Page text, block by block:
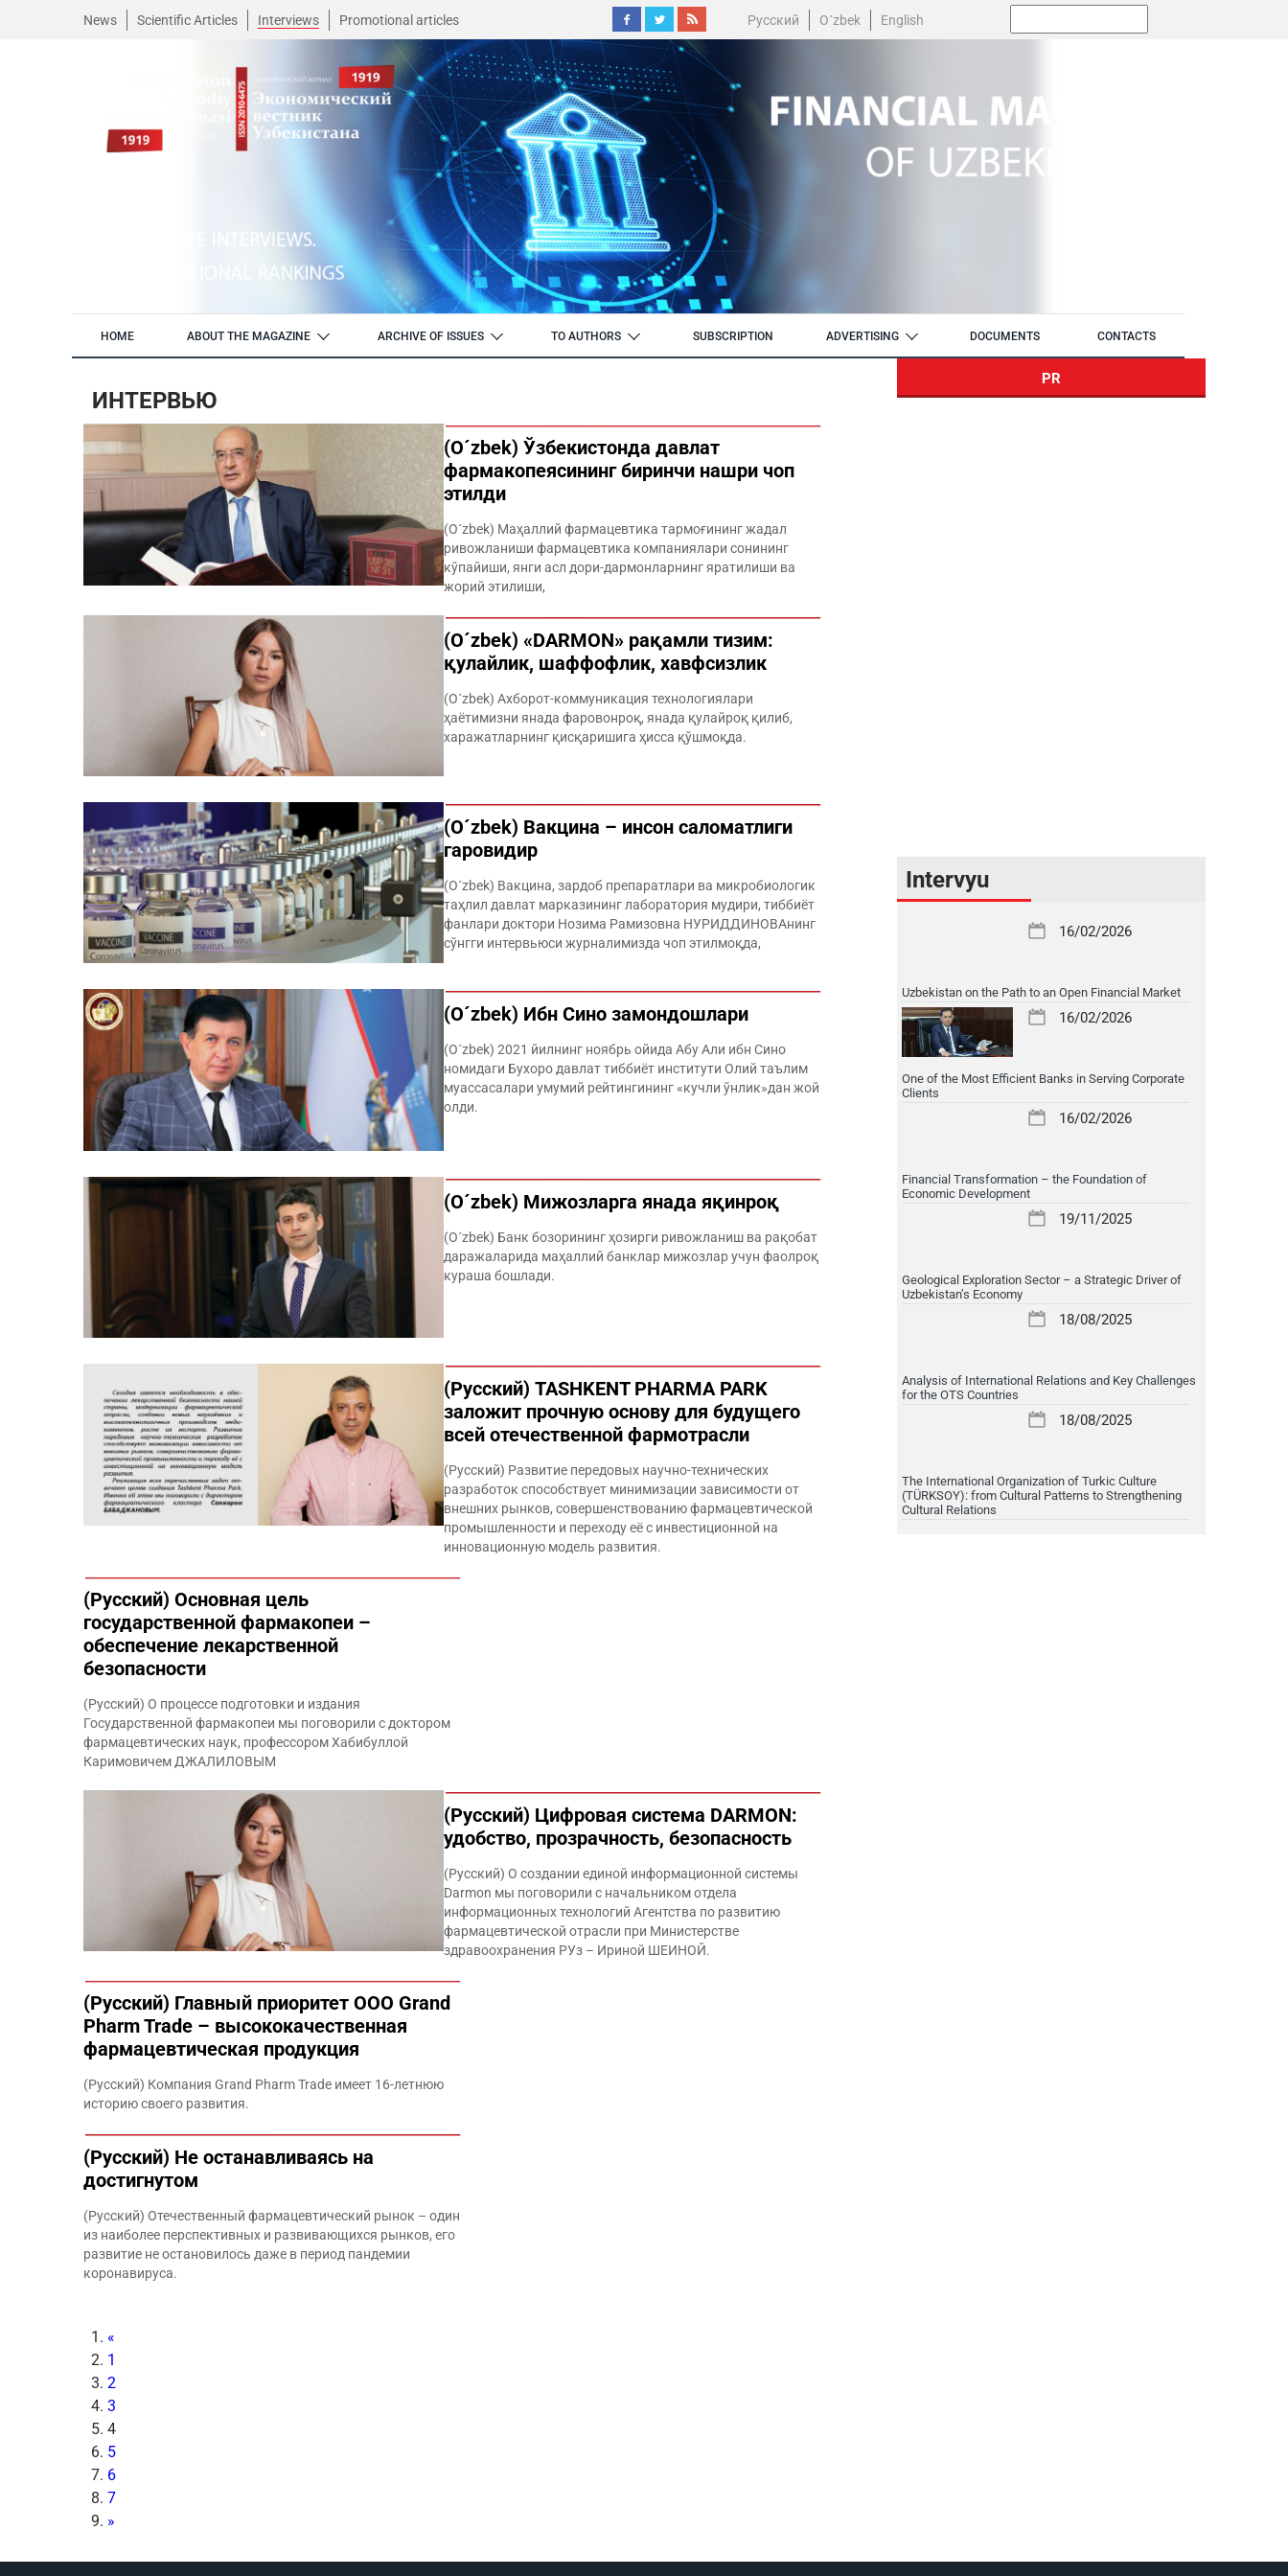
News Scientific Articles Interviews Promotional articles Русский O´zbek English
HOME ABOUT THE MAGAZINE ARCHIVE OF ISSUES TO AUTHORS SUBSCRIPTION ADVERTISING DOCUMENTS CONTACTS
ИНТЕРВЬЮ
(O´zbek) Ўзбекистонда давлат
фармакопеясининг биринчи нашри чоп
этилди
(O´zbek) Маҳаллий фармацевтика тармоғининг жадал
ривожланиши фармацевтика компаниялари сонининг
кўпайиши, янги асл дори-дармонларнинг яратилиши ва
жорий этилиши,
(O´zbek) «DARMON» рақамли тизим:
қулайлик, шаффофлик, хавфсизлик
(O´zbek) Ахборот-коммуникация технологиялари
ҳаётимизни янада фаровонроқ, янада қулайроқ қилиб,
харажатларнинг қисқаришига ҳис­са қўшмоқда.
(O´zbek) Вакцина – инсон саломатлиги
гаровидир
(O´zbek) Вакцина, зардоб препаратлари ва микробиологик
таҳлил давлат марказининг лаборатория мудири, тиббиёт
фанлари доктори Нозима Рамизовна НУРИДДИНОВАнинг
сўнгги интервьюси журналимизда чоп этилмоқда,
(O´zbek) Ибн Сино замондошлари
(O´zbek) 2021 йилнинг ноябрь ойида Абу Али ибн Сино
номидаги Бухоро давлат тиббиёт институти Олий таълим
муассасалари умумий рейтингининг «кучли ўнлик»дан жой
олди.
(O´zbek) Мижозларга янада яқинроқ
(O´zbek) Банк бозорининг ҳозирги ривожланиш ва рақобат
даражаларида ма­ҳаллий банклар мижозлар учун фаол­роқ
кураша бошлади.
(Русский) TASHKENT PHARMA PARK
заложит прочную основу для будущего
всей отечественной фармотрасли
(Русский) Развитие передовых научно-технических
разработок способствует минимизации зависимости от
внешних рынков, совершенствованию фармацевтической
промышленности и переходу её с инвестиционной на
инновационную модель развития.
(Русский) Основная цель
государственной фармакопеи –
обеспечение лекарственной
безопасности
(Русский) О процессе подготовки и издания
Государственной фармакопеи мы поговорили с доктором
фармацевтичес­ких наук, профессором ­Хабибуллой
Каримовичем ДЖАЛИЛОВЫМ
(Русский) Цифровая система DARMON:
удобство, прозрачность, безопасность
(Русский) О создании единой информационной системы
Darmon мы поговорили с начальником отдела
информационных технологий Агентства по развитию
фармацевтической отрасли при Министерстве
здравоохранения РУз – Ириной ­ШЕИНОЙ.
(Русский) Главный приоритет ООО Grand
Pharm Trade – высококачественная
фармацевтическая продукция
(Русский) Компания Grand Pharm Trade имеет 16-летнюю
историю своего развития.
(Русский) Не останавливаясь на
достигнутом
(Русский) Отечественный фармацевтический рынок – один
из наиболее перспективных и развивающихся рынков, его
развитие не остановилось даже в период пандемии
коронавируса.
«
1
2
3
4
5
6
7
»
PR
Intervyu
16/02/2026
Uzbekistan on the Path to an Open Financial Market
16/02/2026
One of the Most Efficient Banks in Serving Corporate
Clients
16/02/2026
Financial Transformation – the Foundation of
Economic Development
19/11/2025
Geological Exploration Sector – a Strategic Driver of
Uzbekistan’s Economy
18/08/2025
Analysis of International Relations and Key Challenges
for the OTS Countries
18/08/2025
The International Organization of Turkic Culture
(TÜRKSOY): from Cultural Patterns to Strengthening
Cultural Relations